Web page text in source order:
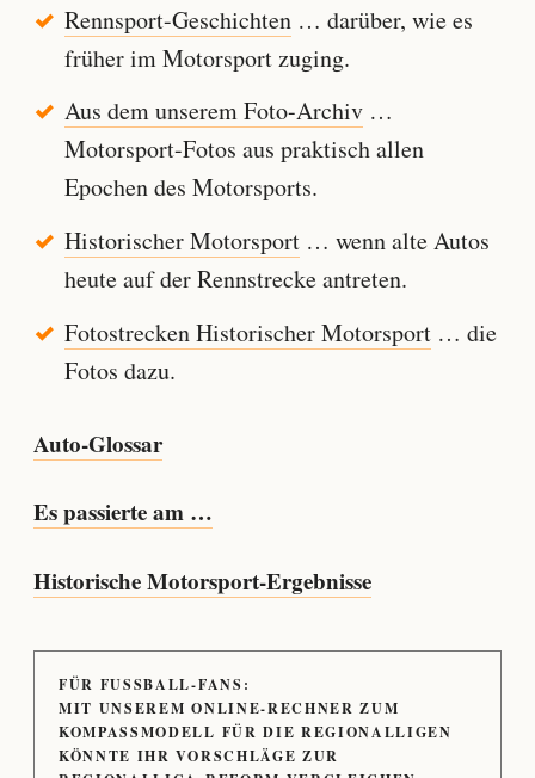
Rennsport-Geschichten… darüber, wie es
früher im Motorsport zuging.
Aus dem unserem Foto-Archiv…
Motorsport-Fotos aus praktisch allen
Epochen des Motorsports.
Historischer Motorsport… wenn alte Autos
heute auf der Rennstrecke antreten.
Fotostrecken Historischer Motorsport… die
Fotos dazu.
Auto-Glossar
Es passierte am …
Historische Motorsport-Ergebnisse
FÜR FUSSBALL-FANS:
MIT UNSEREM ONLINE-RECHNER ZUM
KOMPASSMODELL FÜR DIE REGIONALLIGEN
KÖNNTE IHR VORSCHLÄGE ZUR